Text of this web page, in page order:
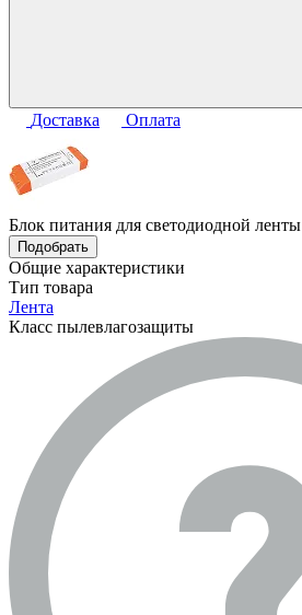
Доставка Оплата
Блок питания для светодиодной ленты
Подобрать
Общие характеристики
Тип товара
Лента
Класс пылевлагозащиты